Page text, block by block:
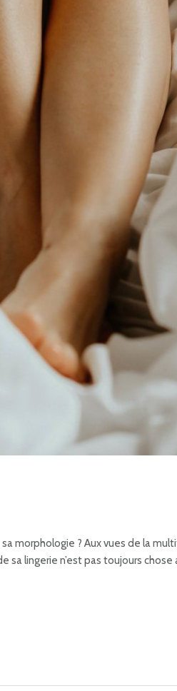
morphologie ? Aux vues de la
sa lingerie n’est pas toujours